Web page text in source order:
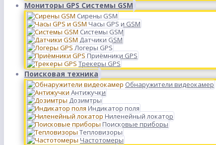
Мониторы GPS Системы GSM
Сирены GSM
Часы GPS и GSM
Системы GSM
Датчики GSM
Логеры GPS
Приёмники GPS
Трекеры GPS
Поисковая техника
Обнаружители видеокамер
Антижучки
Дозимтры
Индикатор поля
Ниленейный локатор
Поисковые приборы
Тепловизоры
Частотомеры